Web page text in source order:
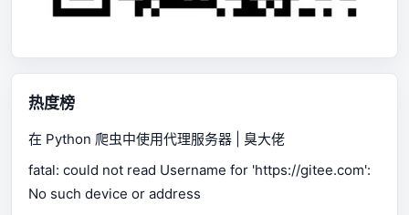
热度榜
在 Python 爬虫中使用代理服务器 | 臭大佬
fatal: could not read Username for 'https://gitee.com':
No such device or address